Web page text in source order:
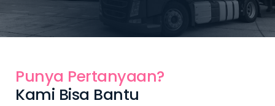
Punya Pertanyaan?
Kami Bisa Bantu